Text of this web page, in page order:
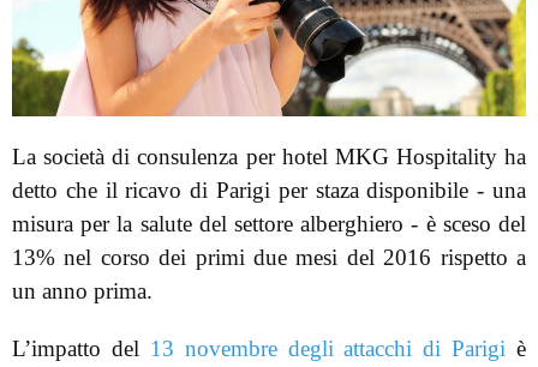
La società di consulenza per hotel MKG Hospitality ha
detto che il ricavo di Parigi per staza disponibile - una
misura per la salute del settore alberghiero - è sceso del
13% nel corso dei primi due mesi del 2016 rispetto a
un anno prima.
L’impatto del 13 novembre degli attacchi di Parigi è